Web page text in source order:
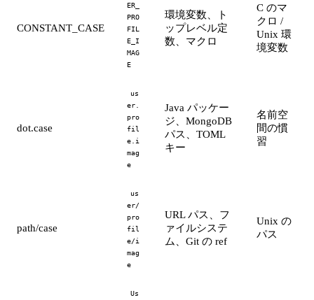
CONSTANT_CASE
ER_
PRO
FIL
E_I
MAG
E
環境変数、ト
ップレベル定
数、マクロ
C のマ
クロ /
Unix 環
境変数
dot.case
us
er.
pro
fil
e.i
mag
e
Java パッケー
ジ、MongoDB
パス、TOML
キー
名前空
間の慣
習
path/case
us
er/
pro
fil
e/i
mag
e
URL パス、フ
ァイルシステ
ム、Git の ref
Unix の
パス
Us